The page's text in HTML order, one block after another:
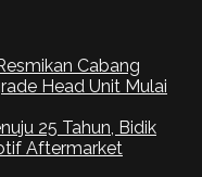
Cabang
Head Unit Mulai
25 Tahun, Bidik
Aftermarket